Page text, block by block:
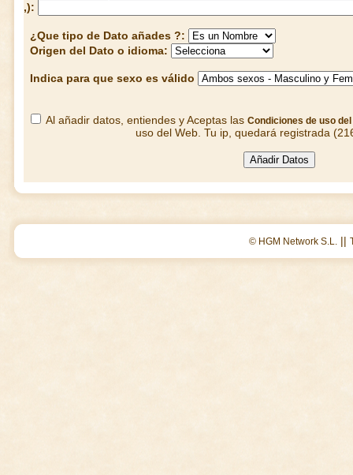
,):
¿Que tipo de Dato añades ?:
Origen del Dato o idioma:
Indica para que sexo es válido
Al añadir datos, entiendes y Aceptas las Condiciones de uso del
uso del Web. Tu ip, quedará registrada
© HGM Network S.L. ||